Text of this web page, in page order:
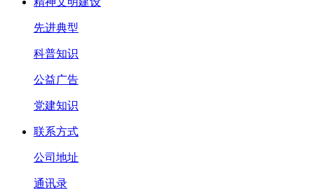
先进典型
科普知识
公益广告
党建知识
联系方式
公司地址
通讯录